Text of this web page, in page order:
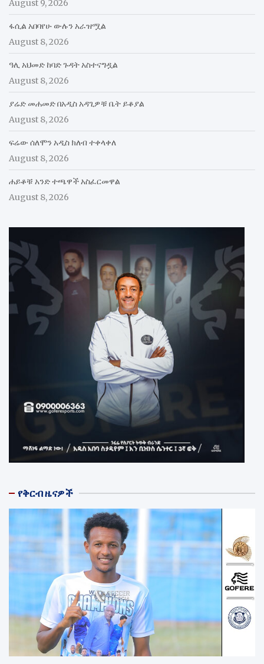
August 9, 2026
ፋሲል አበባየሁ ውሉን አራዝሟል
August 8, 2026
ዓሊ አህመድ ከባድ ጉዳት አስተናግዷል
August 8, 2026
ያሬድ መሐመድ በአዲስ አዳጊዎቹ ቤት ይቆያል
August 8, 2026
ፍሬው ሰለሞን አዲስ ክለብ ተቀላቀለ
August 8, 2026
ሐይቆቹ አንድ ተጫዋች አስፈርመዋል
August 8, 2026
የቅርብ ዜናዎች